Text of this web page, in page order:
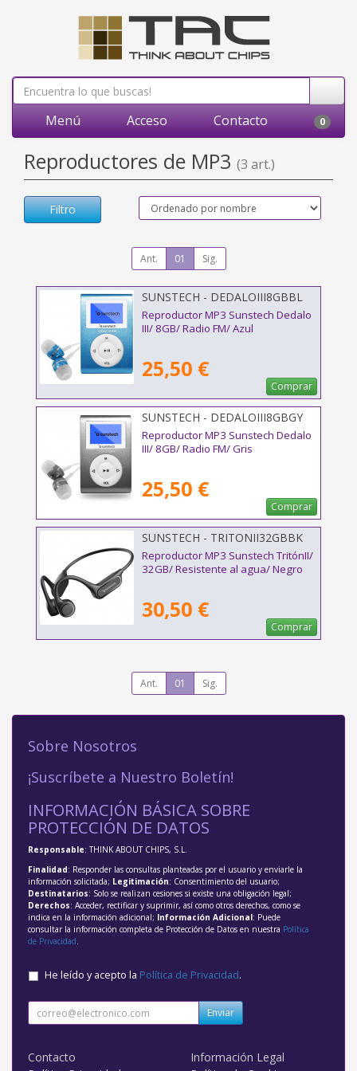
Menú Acceso Contacto 0
Reproductores de MP3 (3 art.)
Filtro
Ant. 01 Sig.
SUNSTECH - DEDALOIII8GBBL
Reproductor MP3 Sunstech Dedalo
III/ 8GB/ Radio FM/ Azul
25,50 €
Comprar
SUNSTECH - DEDALOIII8GBGY
Reproductor MP3 Sunstech Dedalo
III/ 8GB/ Radio FM/ Gris
25,50 €
Comprar
SUNSTECH - TRITONII32GBBK
Reproductor MP3 Sunstech TritónII/
32GB/ Resistente al agua/ Negro
30,50 €
Comprar
Ant. 01 Sig.
Sobre Nosotros
¡Suscríbete a Nuestro Boletín!
INFORMACIÓN BÁSICA SOBRE
PROTECCIÓN DE DATOS
Responsable: THINK ABOUT CHIPS, S.L.
Finalidad: Responder las consultas planteadas por el usuario y enviarle la
información solicitada; Legitimación: Consentimiento del usuario;
Destinatarios: Solo se realizan cesiones si existe una obligación legal;
Derechos: Acceder, rectificar y suprimir, así como otros derechos, como se
indica en la información adicional; Información Adicional: Puede
consultar la información completa de Protección de Datos en nuestra Política
de Privacidad.
He leído y acepto la Política de Privacidad.
Enviar
Contacto
Información Legal